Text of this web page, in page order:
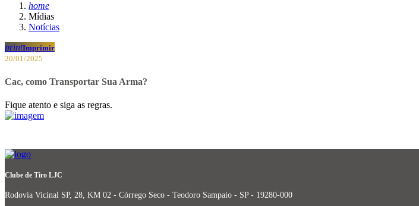
home
Mídias
Notícias
printImprimir
20/01/2025
Cac, como Transportar Sua Arma?
Fique atento e siga as regras.
Clube de Tiro LJC
Rodovia Vicinal SP, 28, KM 02 - Córrego Seco - Teodoro Sampaio - SP - 19280-000